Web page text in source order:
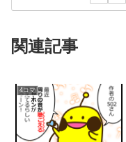
関連記事
4コマ